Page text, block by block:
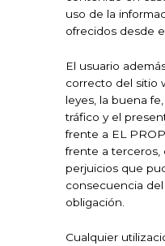
uso de la
ofrecidos desde
El usuario
correcto del sitio
leyes, la buena
tráfico y el
frente a EL
frente a terceros,
perjuicios que
consecuencia
obligación.
Cualquier